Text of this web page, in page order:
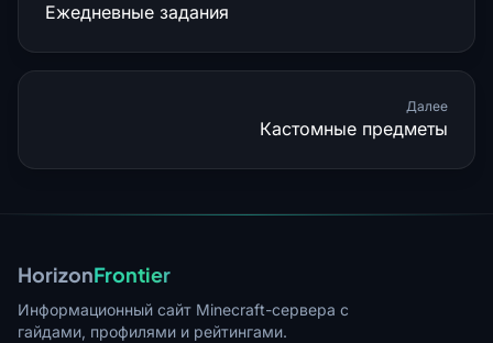
Ежедневные задания
Далее
Кастомные предметы
HorizonFrontier
Информационный сайт Minecraft-сервера с
гайдами, профилями и рейтингами.